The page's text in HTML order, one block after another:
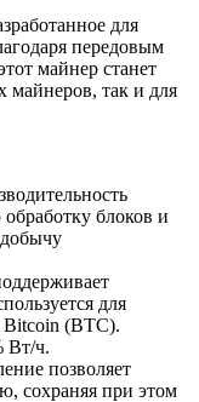
для
передовым
майнер станет
так и для
блоков и
для
Bitcoin (BTC).
Вт/ч.
позволяет
сохраняя при этом